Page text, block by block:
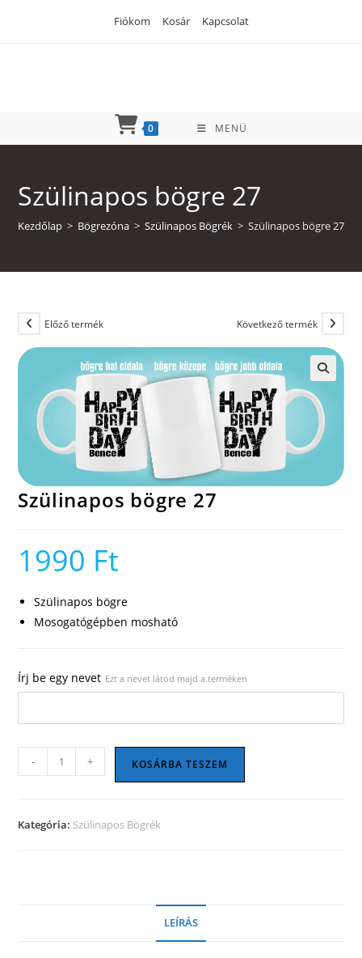
Fiókom Kosár Kapcsolat
0 MENÜ
Szülinapos bögre 27
Kezdőlap > Bögrezóna > Szülinapos Bögrék > Szülinapos bögre 27
Előző termék Következő termék
Szülinapos bögre 27
1990 Ft
Szülinapos bögre
Mosogatógépben mosható
Írj be egy nevet Ezt a nevet látod majd a terméken
Szülinapos
bögre
mennyiség
- + KOSÁRBA TESZEM
Kategória: Szülinapos Bögrék
LEÍRÁS